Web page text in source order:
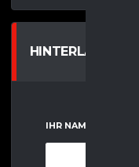
HINTERLASSE
IHR NAME